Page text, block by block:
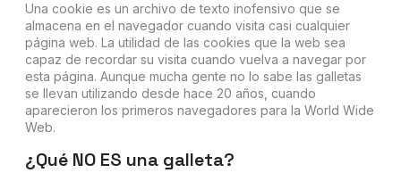
Una cookie es un archivo de texto inofensivo que se
almacena en el navegador cuando visita casi cualquier
página web. La utilidad de las cookies que la web sea
capaz de recordar su visita cuando vuelva a navegar por
esta página. Aunque mucha gente no lo sabe las galletas
se llevan utilizando desde hace 20 años, cuando
aparecieron los primeros navegadores para la World Wide
Web.
¿Qué NO ES una galleta?